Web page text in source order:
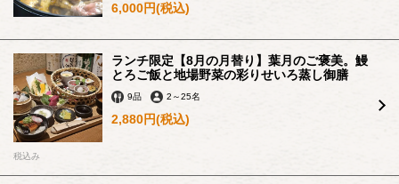
6,000円(税込)
ランチ限定【8月の月替り】葉月のご褒美。鰻
とろご飯と地場野菜の彩りせいろ蒸し御膳
9品 2 ～25名
2,880円(税込)
税込み